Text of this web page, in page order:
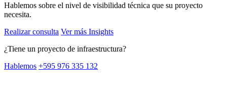
Hablemos sobre el nivel de visibilidad técnica que su proyecto
necesita.
Realizar consulta Ver más Insights
¿Tiene un proyecto de infraestructura?
Hablemos +595 976 335 132